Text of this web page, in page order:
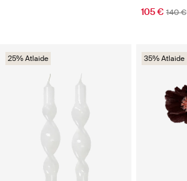
105 € 140 €
25% Atlaide 35% Atlaide